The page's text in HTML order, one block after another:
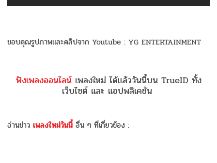
ขอบคุณรูปภาพและคลิปจาก Youtube : YG ENTERTAINMENT
ฟังเพลงออนไลน์เพลงใหม่ ได้แล้ววันนี้บน TrueID ทั้ง
เว็บไซต์ และ แอปพลิเคชัน
อ่านข่าว เพลงใหม่วันนี้ อื่น ๆ ที่เกี่ยวข้อง :